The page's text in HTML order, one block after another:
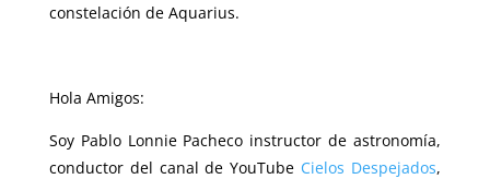
constelación de Aquarius.
Hola Amigos:
Soy Pablo Lonnie Pacheco instructor de astronomía,
conductor del canal de YouTube Cielos Despejados,